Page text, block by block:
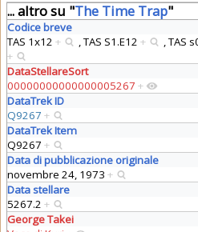
... altro su "The Time Trap"
Codice breve
TAS 1x12 + ,TAS S1.E12 + ,TAS
+
DataStellareSort
00000000000000005267 +
DataTrek ID
Q9267 +
DataTrek Item
Q9267 +
Data di pubblicazione originale
novembre 24, 1973 +
Data stellare
5267.2 +
George Takei